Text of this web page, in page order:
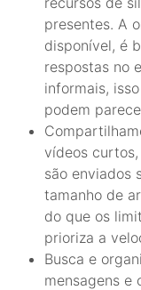
presentes. A
disponível, é
respostas no
informais,
podem
vídeos
são enviados
tamanho de
do que os
prioriza a
Busca e
mensagens e